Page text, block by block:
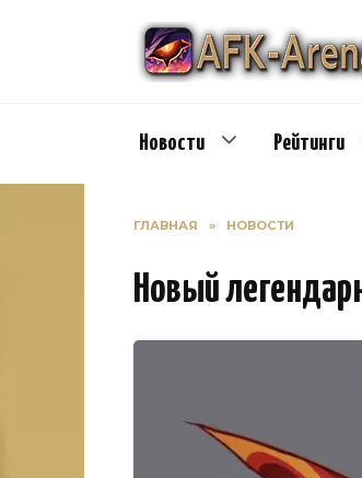
Новости Рейтинги
ГЛАВНАЯ » НОВОСТИ
Новый